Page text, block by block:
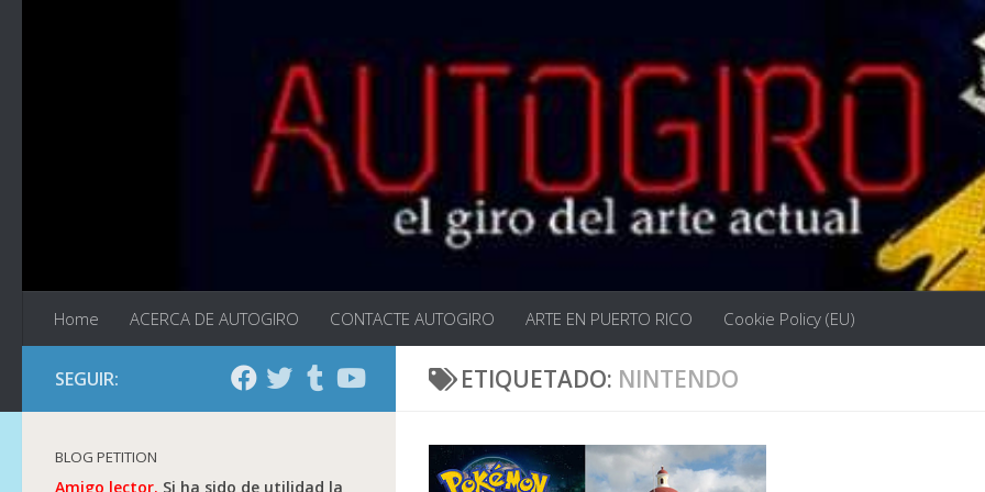
Home ACERCA DE AUTOGIRO CONTACTE AUTOGIRO ARTE EN PUERTO RICO Cookie Policy (EU)
ETIQUETADO: NINTENDO
SEGUIR:
BLOG PETITION
Amigo lector. Si ha sido de utilidad la